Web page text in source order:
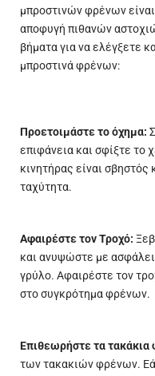
μπροστινών φρένων
αποφυγή πιθανών
βήματα για να ελέγξετε
μπροστινά φρένων:
Προετοιμάστε το όχημα:
επιφάνεια και σφίξτε το
κινητήρας είναι σβηστός
ταχύτητα.
Αφαιρέστε τον Τροχό:
και ανυψώστε με
γρύλο. Αφαιρέστε τον
στο συγκρότημα φρένων.
Επιθεωρήστε τα
των τακακιών φρένων.